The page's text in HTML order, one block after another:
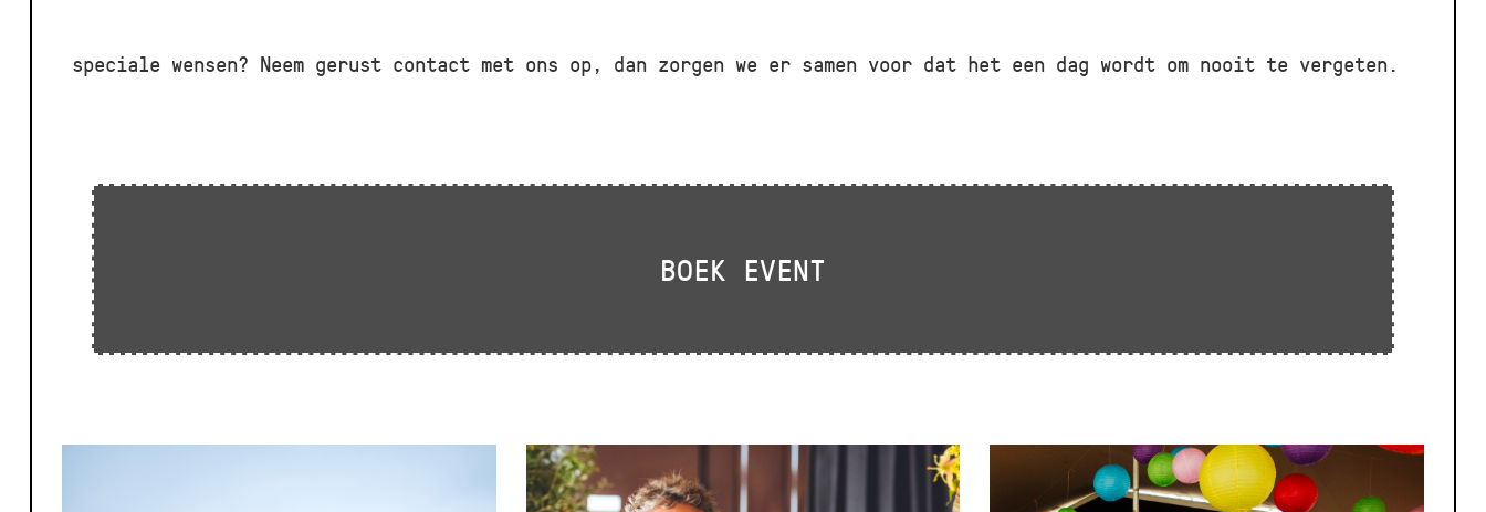
speciale wensen? Neem gerust contact met ons op, dan zorgen we er samen voor dat het een dag wordt om nooit te vergeten.
BOEK EVENT